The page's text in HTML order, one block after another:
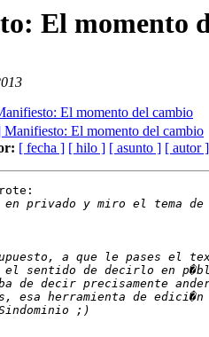
El momento
El momento del cambio
Manifiesto: El momento del cambio
[ fecha ] [ hilo ] [ asunto ] [ autor ]